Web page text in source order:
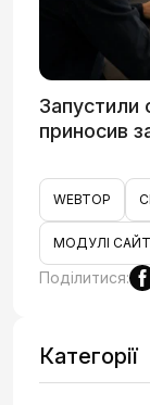
Запустили
приносив
WEBTOP
МОДУЛІ
Поділитися:
Категорії